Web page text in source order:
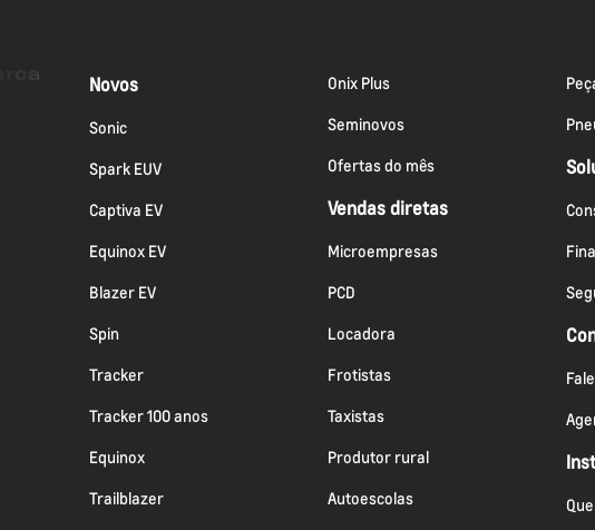
Novos
Sonic
Spark EUV
Captiva EV
Equinox EV
Blazer EV
Spin
Tracker
Tracker 100 anos
Equinox
Trailblazer
Onix Plus
Seminovos
Ofertas do mês
Vendas diretas
Microempresas
PCD
Locadora
Frotistas
Taxistas
Produtor rural
Autoescolas